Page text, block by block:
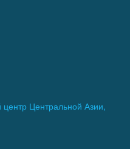
центр Центральной Азии,